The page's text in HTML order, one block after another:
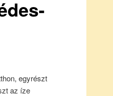
egyrészt
az íze